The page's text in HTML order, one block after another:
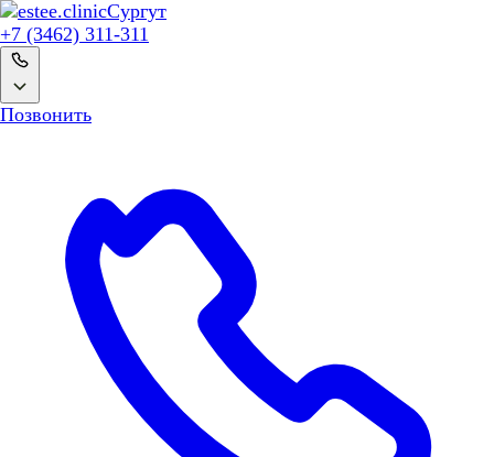
Сургут
+7 (3462) 311-311
Позвонить